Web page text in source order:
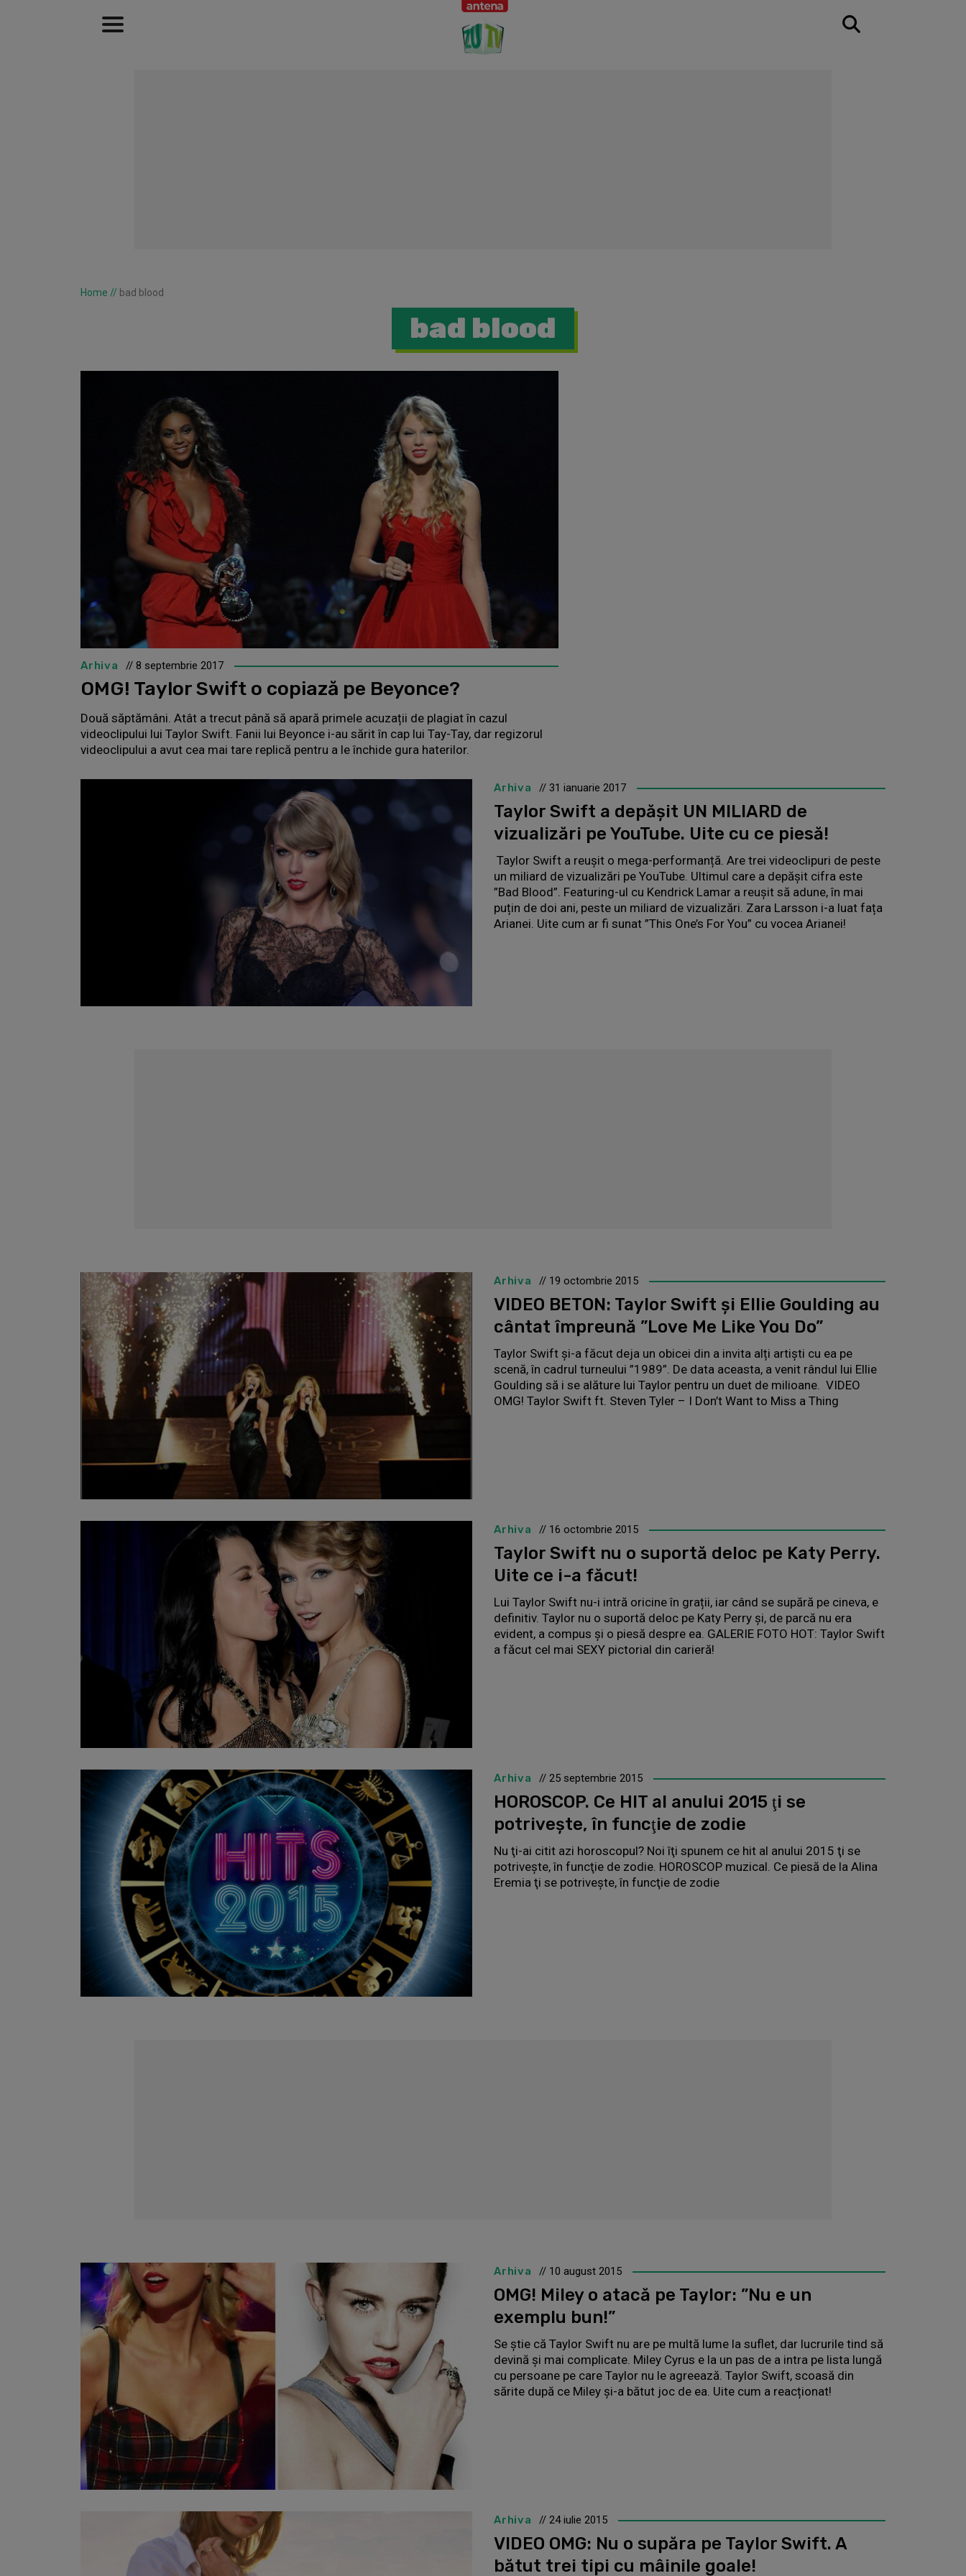
Home // bad blood
bad blood
Arhiva // 8 septembrie 2017
OMG! Taylor Swift o copiază pe Beyonce?
Două săptămâni. Atât a trecut până să apară primele acuzații de plagiat în cazul
videoclipului lui Taylor Swift. Fanii lui Beyonce i-au sărit în cap lui Tay-Tay, dar regizorul
videoclipului a avut cea mai tare replică pentru a le închide gura haterilor.
Arhiva // 31 ianuarie 2017
Taylor Swift a depășit UN MILIARD de
vizualizări pe YouTube. Uite cu ce piesă!
Taylor Swift a reușit o mega-performanță. Are trei videoclipuri de peste
un miliard de vizualizări pe YouTube. Ultimul care a depășit cifra este
”Bad Blood”. Featuring-ul cu Kendrick Lamar a reușit să adune, în mai
puțin de doi ani, peste un miliard de vizualizări. Zara Larsson i-a luat fața
Arianei. Uite cum ar fi sunat ”This One’s For You” cu vocea Arianei!
Arhiva // 19 octombrie 2015
VIDEO BETON: Taylor Swift și Ellie Goulding au
cântat împreună ”Love Me Like You Do”
Taylor Swift și-a făcut deja un obicei din a invita alți artiști cu ea pe
scenă, în cadrul turneului ”1989”. De data aceasta, a venit rândul lui Ellie
Goulding să i se alăture lui Taylor pentru un duet de milioane. VIDEO
OMG! Taylor Swift ft. Steven Tyler – I Don’t Want to Miss a Thing
Arhiva // 16 octombrie 2015
Taylor Swift nu o suportă deloc pe Katy Perry.
Uite ce i-a făcut!
Lui Taylor Swift nu-i intră oricine în grații, iar când se supără pe cineva, e
definitiv. Taylor nu o suportă deloc pe Katy Perry și, de parcă nu era
evident, a compus și o piesă despre ea. GALERIE FOTO HOT: Taylor Swift
a făcut cel mai SEXY pictorial din carieră!
Arhiva // 25 septembrie 2015
HOROSCOP. Ce HIT al anului 2015 ţi se
potriveşte, în funcţie de zodie
Nu ţi-ai citit azi horoscopul? Noi îţi spunem ce hit al anului 2015 ţi se
potriveşte, în funcţie de zodie. HOROSCOP muzical. Ce piesă de la Alina
Eremia ţi se potriveşte, în funcţie de zodie
Arhiva // 10 august 2015
OMG! Miley o atacă pe Taylor: ”Nu e un
exemplu bun!”
Se știe că Taylor Swift nu are pe multă lume la suflet, dar lucrurile tind să
devină și mai complicate. Miley Cyrus e la un pas de a intra pe lista lungă
cu persoane pe care Taylor nu le agreează. Taylor Swift, scoasă din
sărite după ce Miley și-a bătut joc de ea. Uite cum a reacționat!
Arhiva // 24 iulie 2015
VIDEO OMG: Nu o supăra pe Taylor Swift. A
bătut trei tipi cu mâinile goale!